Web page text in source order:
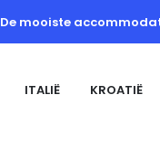
De mooiste
ITALIË KROATIË